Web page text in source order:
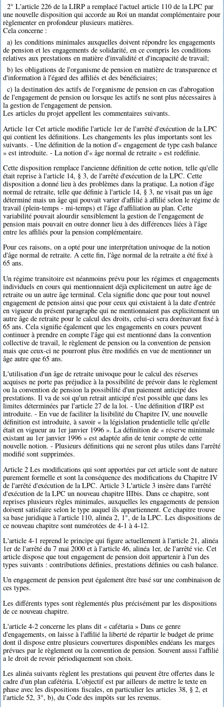
2° L'article 226 de la LIRP a remplacé l'actuel article 110 de la LPC par
une nouvelle disposition qui accorde au Roi un mandat complémentaire pour
règlementer en profondeur plusieurs matières.
Cela concerne :
a) les conditions minimales auxquelles doivent répondre les engagements
de pension et les engagements de solidarité, en ce compris les conditions
relatives aux prestations en matière d'invalidité et d'incapacité de travail;
b) les obligations de l'organisme de pension en matière de transparence et
d'information à l'égard des affiliés et des bénéficiaires;
c) la destination des actifs de l'organisme de pension en cas d'abrogation
de l'engagement de pension ou lorsque les actifs ne sont plus nécessaires à
la gestion de l'engagement de pension.
Les articles du projet appellent les commentaires suivants.
Article 1er Cet article modifie l'article 1er de l'arrêté d'exécution de la LPC
qui contient les définitions. Les changements les plus importants sont les
suivants. - Une définition de la notion d'« engagement de type cash balance
» est introduite. - La notion d'« âge normal de retraite » est redéfinie.
Cette disposition remplace l'ancienne définition de cette notion, telle qu'elle
était reprise à l'article 14, § 3, de l'arrêté d'exécution de la LPC. Cette
disposition a donné lieu à des problèmes dans la pratique. La notion d'âge
normal de retraite, telle que définie à l'article 14, § 3, ne visait pas un âge
déterminé mais un âge qui pouvait varier d'affilié à affilié selon le régime de
travail (plein-temps - mi-temps) et l'âge d'affiliation au plan. Cette
variabilité pouvait alourdir sensiblement la gestion de l'engagement de
pension mais pouvait en outre donner lieu à des différences liées à l'âge
entre les affiliés pour la pension complémentaire.
Pour ces raisons, on a opté pour une interprétation univoque de la notion
d'âge normal de retraite. A cette fin, l'âge normal de la retraite a été fixé à
65 ans.
Un régime transitoire est néanmoins prévu pour les régimes et engagements
individuels en cours qui mentionnaient déjà explicitement un autre âge de
retraite ou un autre âge terminal. Cela signifie donc que pour tout nouvel
engagement de pension ainsi que pour ceux qui existaient à la date d'entrée
en vigueur du présent paragraphe qui ne mentionnaient pas explicitement un
autre âge de retraite pour le calcul des droits, celui-ci sera dorénavant fixé à
65 ans. Cela signifie également que les engagements en cours peuvent
continuer à prendre en compte l'âge qui est mentionné dans la convention
collective de travail, le règlement de pension ou la convention de pension
mais que ceux-ci ne pourront plus être modifiés en vue de mentionner un
âge autre que 65 ans.
L'utilisation d'un âge de retraite univoque pour le calcul des réserves
acquises ne porte pas préjudice à la possibilité de prévoir dans le règlement
ou la convention de pension la possibilité d'un paiement anticipé des
prestations. Il va de soi qu'un retrait anticipé n'est possible que dans les
limites déterminées par l'article 27 de la loi. - Une définition d'IRP est
introduite. - En vue de faciliter la lisibilité du Chapitre IV, une nouvelle
définition est introduite, à savoir « la législation prudentielle telle qu'elle
était en vigueur au 1er janvier 1996 ». La définition de « réserve minimale
existant au 1er janvier 1996 » est adaptée afin de tenir compte de cette
nouvelle notion. - Plusieurs définitions qui ne seront plus utiles dans l'arrêté
modifié sont supprimées.
Article 2 Les modifications qui sont apportées par cet article sont de nature
purement formelle et sont la conséquence des modifications du Chapitre IV
de l'arrêté d'exécution de la LPC. Article 3 L'article 3 insère dans l'arrêté
d'exécution de la LPC un nouveau chapitre IIIbis. Dans ce chapitre, sont
reprises plusieurs règles minimales, auxquelles les engagements de pension
doivent satisfaire selon le type auquel ils appartiennent. Ce chapitre trouve
sa base juridique à l'article 110, alinéa 2, 1°, de la LPC. Les dispositions de
ce nouveau chapitre sont numérotées de 4-1 à 4-12.
L'article 4-1 reprend le principe qui figure actuellement à l'article 21, alinéa
1er de l'arrêté du 7 mai 2000 et à l'article 46, alinéa 1er, de l'arrêté vie. Cet
article dispose que tout engagement de pension doit appartenir à l'un des
types suivants : contributions définies, prestations définies ou cash balance.
Un engagement de pension peut également être basé sur une combinaison de
ces types.
Les différents types sont règlementés plus précisément par les dispositions
de ce nouveau chapitre.
L'article 4-2 concerne les plans dit « cafétaria » Dans ce genre
d'engagements, on laisse à l'affilié la liberté de répartir le budget de prime
dont il dispose entre plusieurs couvertures disponibles endéans les marges
prévues par le règlement ou la convention de pension. Souvent aussi l'affilié
a le droit de revoir périodiquement son choix.
Les alinéa suivants règlent les prestations qui peuvent être offertes dans le
cadre d'un plan cafétéria. L'objectif est par ailleurs de mettre le texte en
phase avec les dispositions fiscales, en particulier les articles 38, § 2, et
l'article 52, 3°, b), du Code des impôts sur les revenus.